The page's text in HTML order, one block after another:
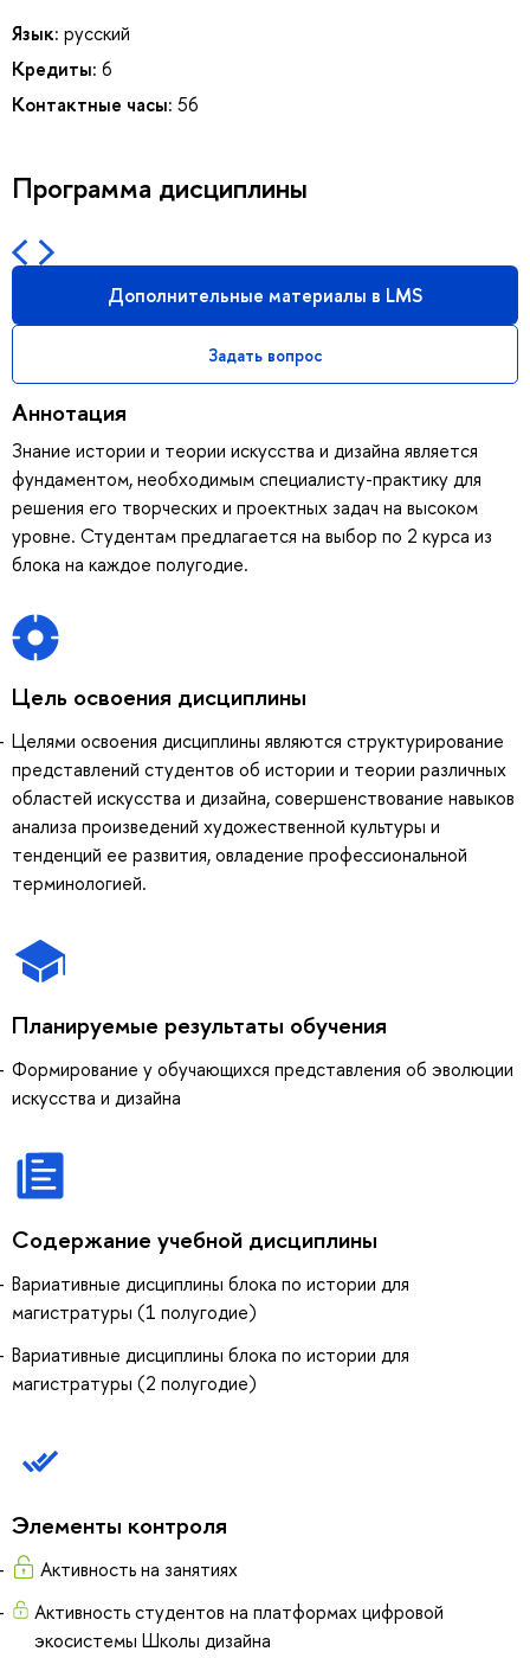
Язык: русский
Кредиты: 6
Контактные часы: 56
Программа дисциплины
Дополнительные материалы в LMS
Задать вопрос
Аннотация
Знание истории и теории искусства и дизайна является
фундаментом, необходимым специалисту-практику для
решения его творческих и проектных задач на высоком
уровне. Студентам предлагается на выбор по 2 курса из
блока на каждое полугодие.
Цель освоения дисциплины
Целями освоения дисциплины являются структурирование
представлений студентов об истории и теории различных
областей искусства и дизайна, совершенствование навыков
анализа произведений художественной культуры и
тенденций ее развития, овладение профессиональной
терминологией.
Планируемые результаты обучения
Формирование у обучающихся представления об эволюции
искусства и дизайна
Содержание учебной дисциплины
Вариативные дисциплины блока по истории для
магистратуры (1 полугодие)
Вариативные дисциплины блока по истории для
магистратуры (2 полугодие)
Элементы контроля
Активность на занятиях
Активность студентов на платформах цифровой
экосистемы Школы дизайна